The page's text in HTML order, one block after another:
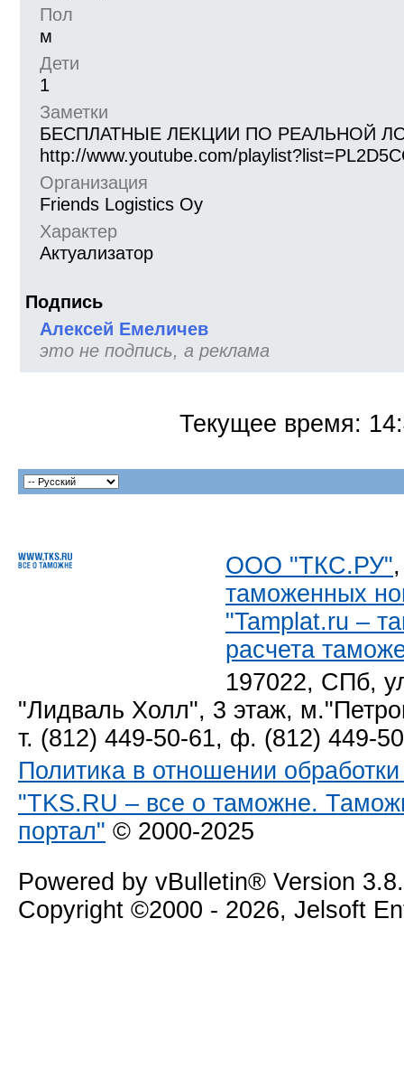
Пол
м
Дети
1
Заметки
БЕСПЛАТНЫЕ ЛЕКЦИИ ПО РЕАЛЬНОЙ
http://www.youtube.com/
Организация
Friends Logistics Oy
Характер
Актуализатор
Подпись
Алексей Емеличев
это не подпись, а реклама
Текущее время:
ООО "ТКС.РУ"
таможенных
"Tamplat.ru –
расчета
197022, СПб,
"Лидваль Холл", 3 этаж,
т. (812) 449-50-61, ф. (812) 449-
Политика в отношении
"TKS.RU – все о таможне.
портал" © 2000-2025
Powered by vBulletin® Version
Copyright ©2000 - 2026, Jelsoft